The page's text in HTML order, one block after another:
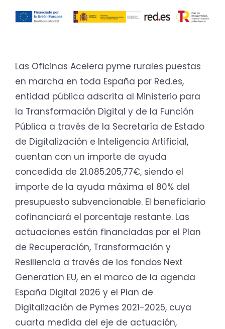
Las Oficinas Acelera pyme rurales puestas
en marcha en toda España por Red.es,
entidad pública adscrita al Ministerio para
la Transformación Digital y de la Función
Pública a través de la Secretaría de Estado
de Digitalización e Inteligencia Artificial,
cuentan con un importe de ayuda
concedida de 21.085.205,77€, siendo el
importe de la ayuda máxima el 80% del
presupuesto subvencionable. El beneficiario
cofinanciará el porcentaje restante. Las
actuaciones están financiadas por el Plan
de Recuperación, Transformación y
Resiliencia a través de los fondos Next
Generation EU, en el marco de la agenda
España Digital 2026 y el Plan de
Digitalización de Pymes 2021-2025, cuya
cuarta medida del eje de actuación,